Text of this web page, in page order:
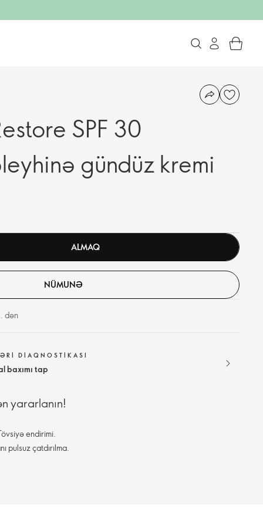
SPF 30
gündüz kremi
ALMAQ
NÜMUNƏ
dən
DIAQNOSTIKASI
baxımı tap
yararlanın!
endirimi.
pulsuz çatdırılma.